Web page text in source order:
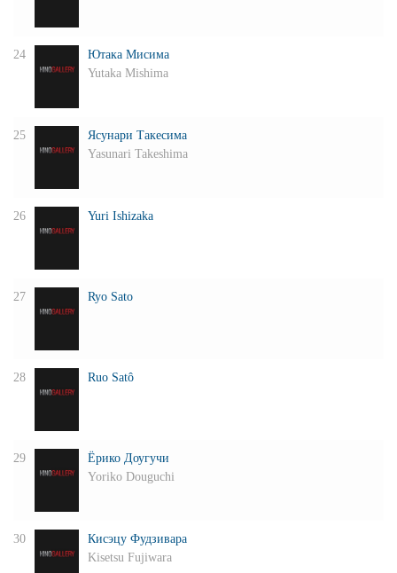
24
Ютака Мисима
Yutaka Mishima
25
Ясунари Такесима
Yasunari Takeshima
26 Yuri Ishizaka
27 Ryo Sato
28 Ruo Satô
29
Ёрико Доугучи
Yoriko Douguchi
30
Кисэцу Фудзивара
Kisetsu Fujiwara